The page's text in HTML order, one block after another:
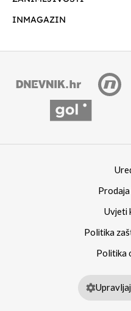
INMAGAZIN
Uvjeti
Politika
Politika